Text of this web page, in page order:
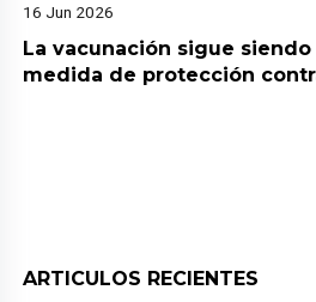
16 Jun 2026
La vacunación sigue
medida de protección
ARTICULOS RECIENTES